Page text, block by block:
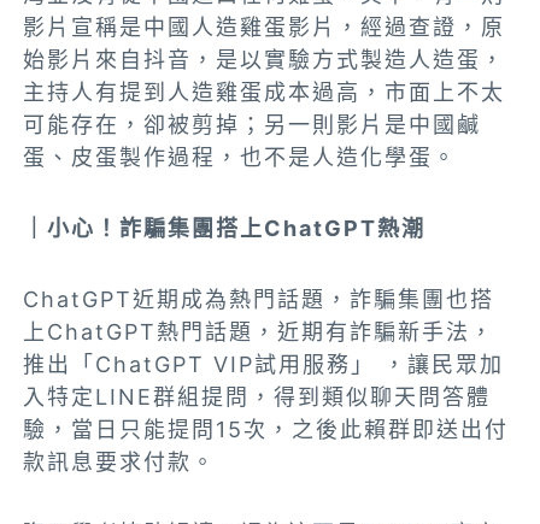
影片宣稱是中國人造雞蛋影片，經過查證，原
始影片來自抖音，是以實驗方式製造人造蛋，
主持人有提到人造雞蛋成本過高，市面上不太
可能存在，卻被剪掉；另一則影片是中國鹹
蛋、皮蛋製作過程，也不是人造化學蛋。
｜小心！詐騙集團搭上ChatGPT熱潮
ChatGPT近期成為熱門話題，詐騙集團也搭
上ChatGPT熱門話題，近期有詐騙新手法，
推出「ChatGPT VIP試用服務」 ，讓民眾加
入特定LINE群組提問，得到類似聊天問答體
驗，當日只能提問15次，之後此賴群即送出付
款訊息要求付款。